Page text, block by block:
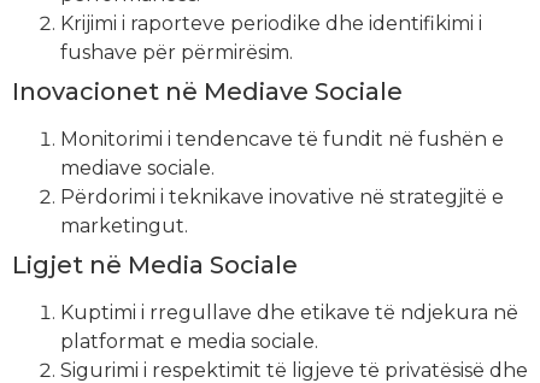
Krijimi i raporteve periodike dhe identifikimi i
fushave për përmirësim.
Inovacionet në Mediave Sociale
Monitorimi i tendencave të fundit në fushën e
mediave sociale.
Përdorimi i teknikave inovative në strategjitë e
marketingut.
Ligjet në Media Sociale
Kuptimi i rregullave dhe etikave të ndjekura në
platformat e media sociale.
Sigurimi i respektimit të ligjeve të privatësisë dhe